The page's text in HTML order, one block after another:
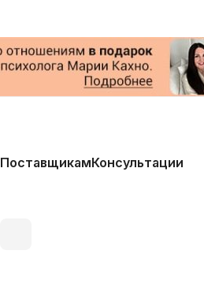
ПоставщикамКонсультации